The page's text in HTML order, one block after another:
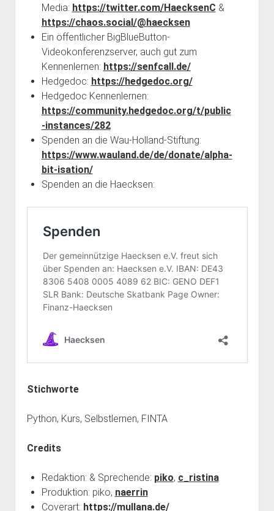
Media: https://twitter.com/HaecksenC &
https://chaos.social/@haecksen
Ein öffentlicher BigBlueButton-
Videokonferenzserver, auch gut zum
Kennenlernen: https://senfcall.de/
Hedgedoc: https://hedgedoc.org/
Hedgedoc Kennenlernen:
https://community.hedgedoc.org/t/public
-instances/282
Spenden an die Wau-Holland-Stiftung:
https://www.wauland.de/de/donate/alpha-
bit-isation/
Spenden an die Haecksen:
Stichworte
Python, Kurs, Selbstlernen, FINTA
Credits
Redaktion: & Sprechende: piko, c_ristina
Produktion: piko, naerrin
Coverart: https://mullana.de/